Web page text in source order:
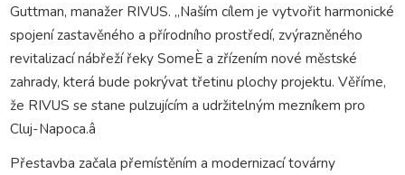
Guttman, manažer RIVUS. „Naším cílem je vytvořit harmonické
spojení zastavěného a přírodního prostředí, zvýrazněného
revitalizací nábřeží řeky SomeÈ a zřízením nové městské
zahrady, která bude pokrývat třetinu plochy projektu. Věříme,
že RIVUS se stane pulzujícím a udržitelným mezníkem pro
Cluj-Napoca.â
Přestavba začala přemístěním a modernizací továrny